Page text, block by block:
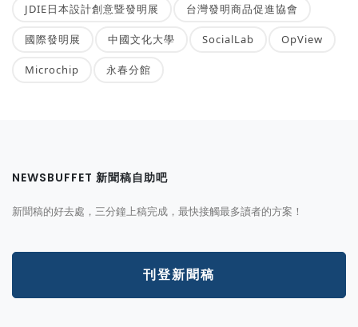
JDIE日本設計創意暨發明展 台灣發明商品促進協會
國際發明展 中國文化大學 SocialLab OpView
Microchip 永春分館
NEWSBUFFET 新聞稿自助吧
新聞稿的好去處，三分鐘上稿完成，最快接觸最多讀者的方案！
刊登新聞稿